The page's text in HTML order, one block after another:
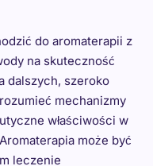
do aromaterapii z
na skuteczność
dalszych, szeroko
mechanizmy
właściwości w
może być
leczenie